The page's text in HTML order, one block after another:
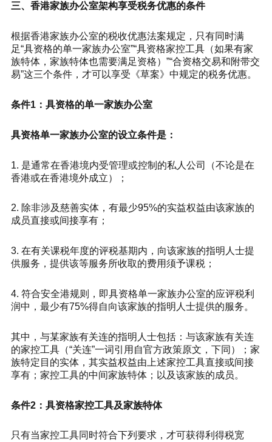
三、香港家族办公室架构享受税务优惠的条件
根据香港家族办公室的税收优惠法案规定，只有同时满
足“具资格的单一家族办公室”“具资格家控工具（如果有家
族特体，家族特体也需要满足资格）”“合资格交易和附带交
易”这三个条件，才可以享受《草案》中规定的税务优惠。
条件1：具资格的单一家族办公室
具资格单一家族办公室的设立条件是：
1. 是通常在香港境内受管理或控制的私人公司（不论是在
香港或在香港境外成立）；
2. 除非涉及慈善实体，有最少95%的实益权益由该家族的
成员直接或间接享有；
3. 在有关课税年度的评税基期内，向该家族的指明人士提
供服务，提供该等服务所收取的费用须予课税；
4. 符合安全港规则，即具资格单一家族办公室的应评税利
润中，最少有75%得自向该家族的指明人士提供的服务。
其中，与某家族有关连的指明人士包括：与该家族有关连
的家控工具（“关连”一词引用自官方政策原文，下同）；家
族特定目的实体，其实益权益由上述家控工具直接或间接
享有；家控工具的中间家族特体；以及该家族的成员。
条件2：具资格家控工具及家族特体
只有当家控工具同时符合下列要求，才可获得利得税宽